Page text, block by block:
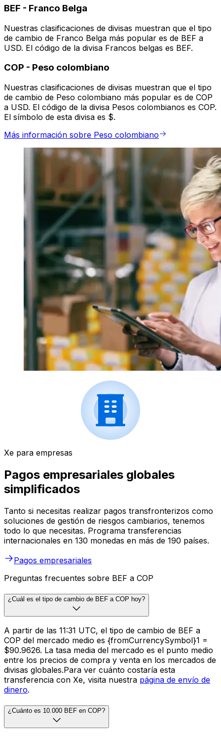
BEF - Franco Belga
Nuestras clasificaciones de divisas muestran que el tipo
de cambio de Franco Belga más popular es de BEF a
USD. El código de la divisa Francos belgas es BEF.
COP - Peso colombiano
Nuestras clasificaciones de divisas muestran que el tipo
de cambio de Peso colombiano más popular es de COP
a USD. El código de la divisa Pesos colombianos es COP.
El símbolo de esta divisa es $.
Más información sobre Peso colombiano
Xe para empresas
Pagos empresariales globales
simplificados
Tanto si necesitas realizar pagos transfronterizos como
soluciones de gestión de riesgos cambiarios, tenemos
todo lo que necesitas. Programa transferencias
internacionales en 130 monedas en más de 190 países.
Pagos empresariales
Preguntas frecuentes sobre BEF a COP
¿Cuál es el tipo de cambio de BEF a COP hoy?
A partir de las 11:31 UTC, el tipo de cambio de BEF a
COP del mercado medio es {fromCurrencySymbol}1 =
$90.9626. La tasa media del mercado es el punto medio
entre los precios de compra y venta en los mercados de
divisas globales.Para ver cuánto costaría esta
transferencia con Xe, visita nuestra página de envío de
dinero.
¿Cuánto es 10.000 BEF en COP?